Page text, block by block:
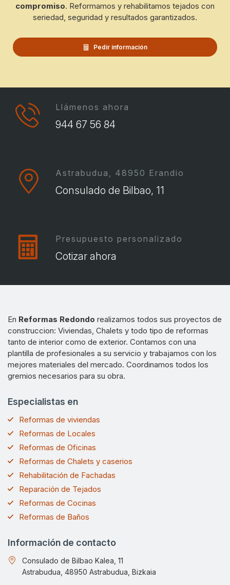
compromiso. Reformamos y rehabilitamos tejados con
seriedad, seguridad y resultados garantizados.
Pedir información
Llámenos ahora
944 67 56 84
Astrabudua, 48950 Erandio
Consulado de Bilbao, 11
Presupuesto personalizado
Cotizar ahora
En Reformas Redondo realizamos todos sus proyectos de
construccion: Viviendas, Chalets y todo tipo de reformas
tanto de interior como de exterior. Contamos con una
plantilla de profesionales a su servicio y trabajamos con los
mejores materiales del mercado. Coordinamos todos los
gremios necesarios para su obra.
Especialistas en
Reformas de viviendas
Reformas de Locales
Reformas de Oficinas
Reformas de Chalets y caserios
Rehabilitación de Fachadas
Reparación de Tejados
Reformas de Cocinas
Reformas de Baños
Información de contacto
Consulado de Bilbao Kalea, 11
Astrabudua, 48950 Astrabudua, Bizkaia